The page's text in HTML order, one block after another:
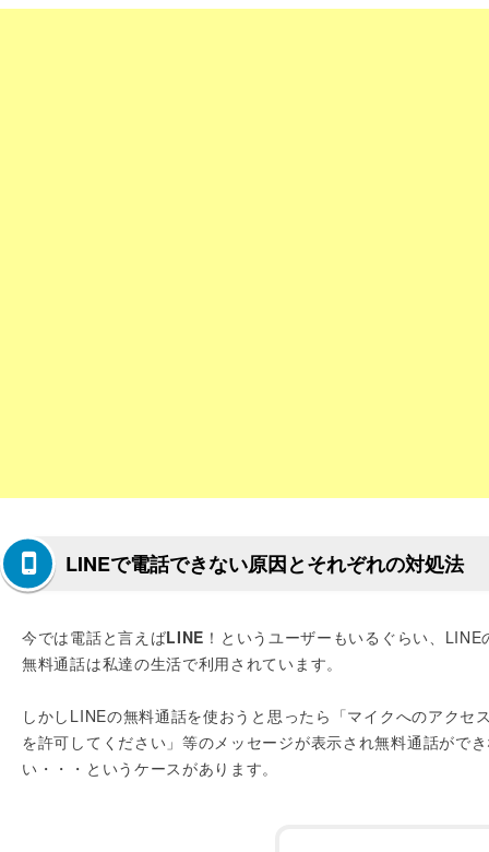
LINEで電話できない原因とそれぞれの対処法
今では電話と言えばLINE ！というユーザーもいるぐらい、LINE
無料通話は私達の生活で利用されています。
しかしLINEの無料通話を使おうと思ったら「マイクへのアクセ
を許可してください」等のメッセージが表示され無料通話がで
い・・・というケースがあります。